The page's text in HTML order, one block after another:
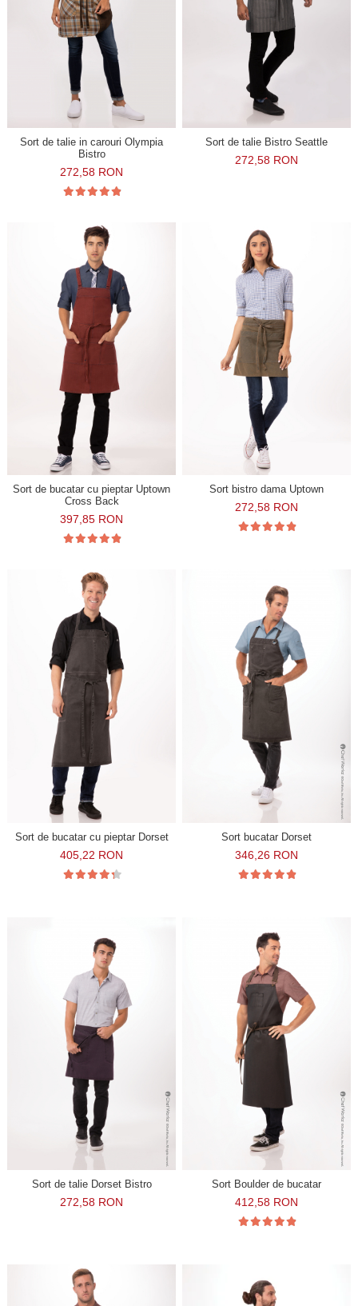
Sort de talie in carouri Olympia
Bistro
272,58 RON
Sort de talie Bistro Seattle
272,58 RON
Sort de bucatar cu pieptar Uptown
Cross Back
397,85 RON
Sort bistro dama Uptown
272,58 RON
Sort de bucatar cu pieptar Dorset
405,22 RON
Sort bucatar Dorset
346,26 RON
Sort de talie Dorset Bistro
272,58 RON
Sort Boulder de bucatar
412,58 RON